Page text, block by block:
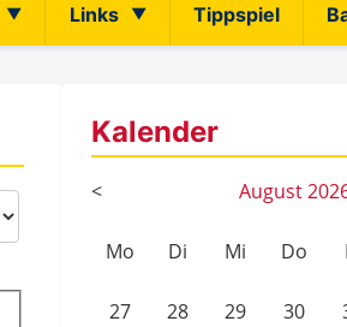
Links Tippspiel
Kalender
< August
Mo Di Mi Do
27 28 29 30